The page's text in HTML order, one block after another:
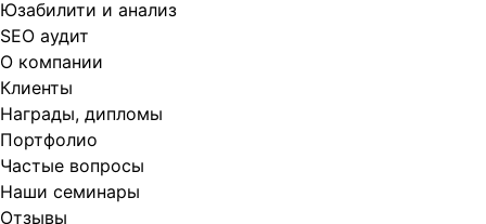
Юзабилити и анализ
SEO аудит
О компании
Клиенты
Награды, дипломы
Портфолио
Частые вопросы
Наши семинары
Отзывы